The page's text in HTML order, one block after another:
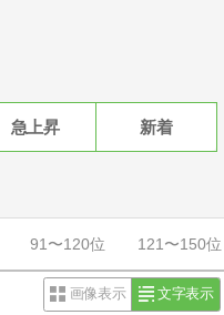
急上昇 新着
91〜120位 121〜150位
画像表示 文字表示